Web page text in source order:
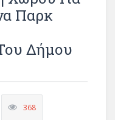
Παρκ
Δήμου
368